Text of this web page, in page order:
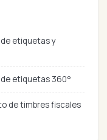
etiquetas y
etiquetas 360°
de timbres fiscales